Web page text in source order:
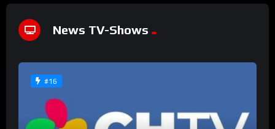
News TV-Shows
#16